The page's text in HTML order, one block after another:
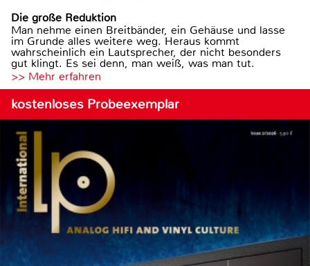
Die große Reduktion
Man nehme einen Breitbänder, ein Gehäuse und lasse
im Grunde alles weitere weg. Heraus kommt
wahrscheinlich ein Lautsprecher, der nicht besonders
gut klingt. Es sei denn, man weiß, was man tut.
>> Mehr erfahren
kostenloses Probeexemplar